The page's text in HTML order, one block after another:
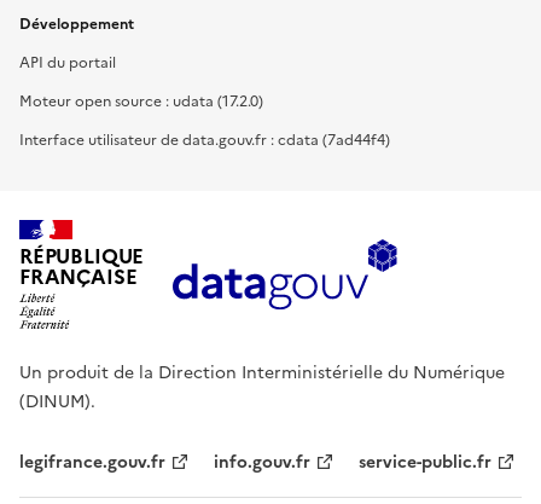
Développement
API du portail
Moteur open source : udata (17.2.0)
Interface utilisateur de data.gouv.fr : cdata (7ad44f4)
RÉPUBLIQUE
FRANÇAISE
Un produit de la Direction Interministérielle du Numérique
(DINUM).
legifrance.gouv.fr info.gouv.fr service-public.fr